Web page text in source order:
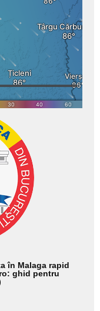
în Malaga rapid
ghid pentru